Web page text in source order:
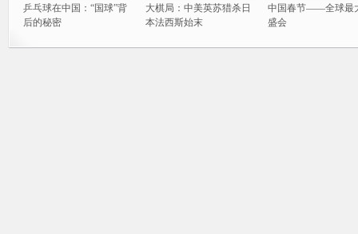
乒乓球在中国：“国球”背
后的秘密
大棋局：中美英苏猎杀日
本法西斯始末
中国春节——全球最
盛会